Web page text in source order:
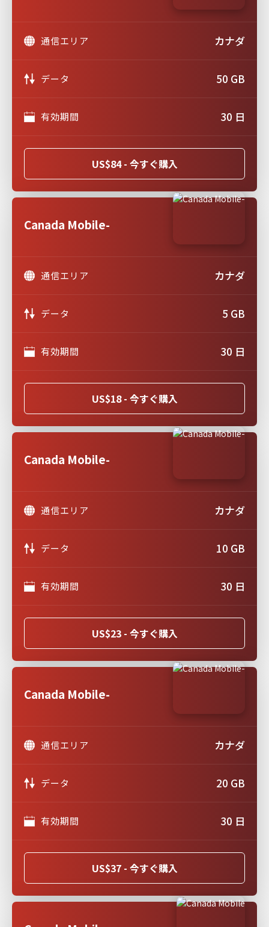
通信エリア カナダ
データ 50 GB
有効期間 30 日
US$84 - 今すぐ購入
Canada Mobile-
通信エリア カナダ
データ 5 GB
有効期間 30 日
US$18 - 今すぐ購入
Canada Mobile-
通信エリア カナダ
データ 10 GB
有効期間 30 日
US$23 - 今すぐ購入
Canada Mobile-
通信エリア カナダ
データ 20 GB
有効期間 30 日
US$37 - 今すぐ購入